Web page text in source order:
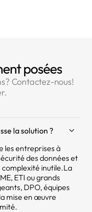
posées
Contactez-nous!
la solution ?
les entreprises à
des données et
complexité inutile.La
ETI ou grands
DPO, équipes
mise en œuvre